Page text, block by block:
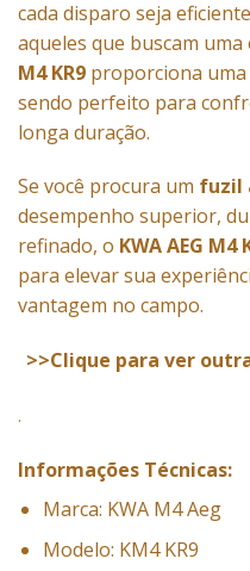
cada disparo seja
aqueles que buscam
M4 KR9 proporciona
sendo perfeito para
longa duração.
Se você procura um fuzil
desempenho superior,
refinado, o KWA AEG M4
para elevar sua
vantagem no campo.
>>Clique para ver
.
Informações Técnicas:
Marca: KWA M4 Aeg
Modelo: KM4 KR9